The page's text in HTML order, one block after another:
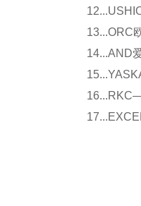
13...ORC
14...AND